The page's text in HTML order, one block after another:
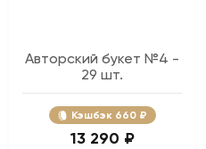
Авторский букет №4 -
29 шт.
Кэшбэк 660 ₽
13 290 ₽